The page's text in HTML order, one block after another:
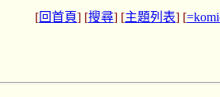
[回首頁] [搜尋] [主題列表] [